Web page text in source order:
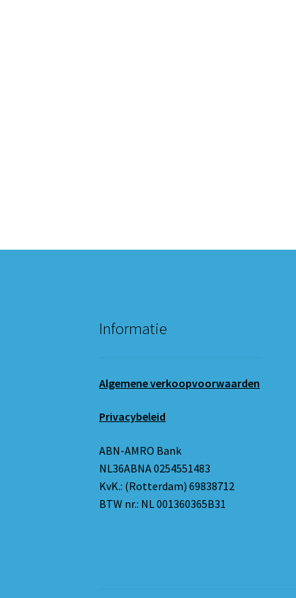
Informatie
Algemene verkoopvoorwaarden
Privacybeleid
ABN-AMRO Bank
NL36ABNA 0254551483
KvK.: (Rotterdam) 69838712
BTW nr.: NL 001360365B31